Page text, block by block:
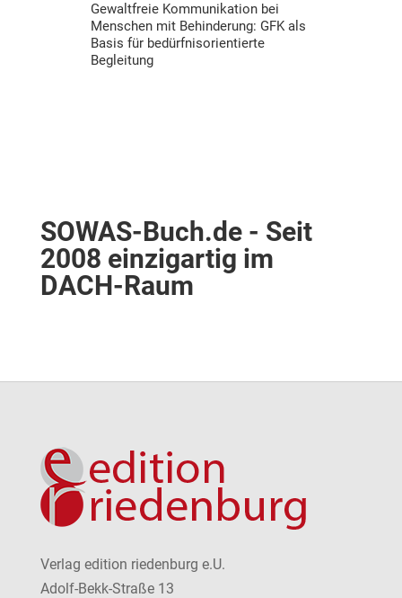
Gewaltfreie Kommunikation bei
Menschen mit Behinderung: GFK als
Basis für bedürfnisorientierte
Begleitung
SOWAS-Buch.de - Seit
2008 einzigartig im
DACH-Raum
Verlag edition riedenburg e.U.
Adolf-Bekk-Straße 13